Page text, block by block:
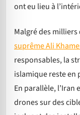
ont eu lieu à
Malgré des
suprême Ali
responsables, la
islamique reste en
En parallèle, l’Iran
drones sur des